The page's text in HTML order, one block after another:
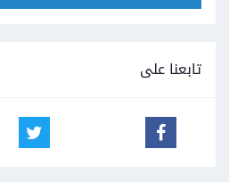
تابعنا على